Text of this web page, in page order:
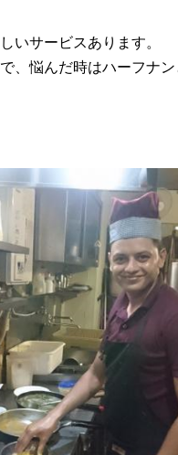
いサービスあります。
、悩んだ時はハーフナ